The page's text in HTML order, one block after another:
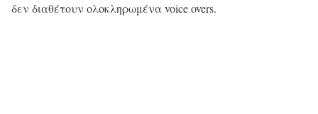
δεν διαθέτουν ολοκληρωμένα voice overs.